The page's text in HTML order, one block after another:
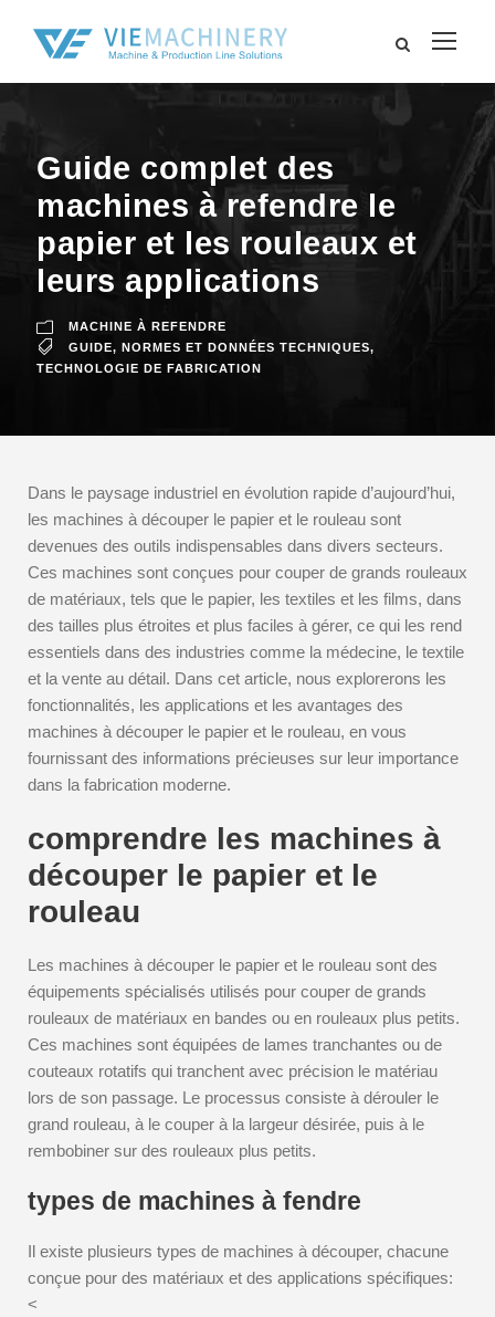
Guide complet des
machines à refendre le
papier et les rouleaux et
leurs applications
MACHINE À REFENDRE
GUIDE, NORMES ET DONNÉES TECHNIQUES,
TECHNOLOGIE DE FABRICATION
Dans le paysage industriel en évolution rapide d’aujourd’hui,
les machines à découper le papier et le rouleau sont
devenues des outils indispensables dans divers secteurs.
Ces machines sont conçues pour couper de grands rouleaux
de matériaux, tels que le papier, les textiles et les films, dans
des tailles plus étroites et plus faciles à gérer, ce qui les rend
essentiels dans des industries comme la médecine, le textile
et la vente au détail. Dans cet article, nous explorerons les
fonctionnalités, les applications et les avantages des
machines à découper le papier et le rouleau, en vous
fournissant des informations précieuses sur leur importance
dans la fabrication moderne.
comprendre les machines à
découper le papier et le
rouleau
Les machines à découper le papier et le rouleau sont des
équipements spécialisés utilisés pour couper de grands
rouleaux de matériaux en bandes ou en rouleaux plus petits.
Ces machines sont équipées de lames tranchantes ou de
couteaux rotatifs qui tranchent avec précision le matériau
lors de son passage. Le processus consiste à dérouler le
grand rouleau, à le couper à la largeur désirée, puis à le
rembobiner sur des rouleaux plus petits.
types de machines à fendre
Il existe plusieurs types de machines à découper, chacune
conçue pour des matériaux et des applications spécifiques:
<